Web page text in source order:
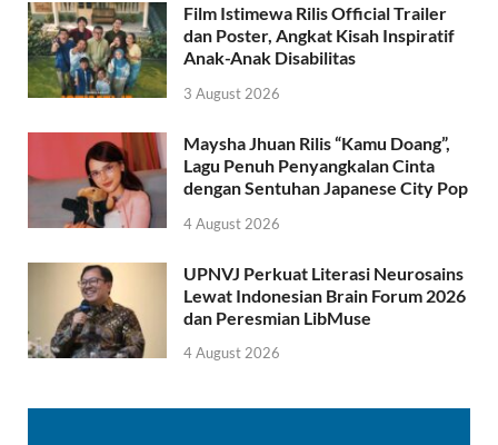
Film Istimewa Rilis Official Trailer
dan Poster, Angkat Kisah Inspiratif
Anak-Anak Disabilitas
3 August 2026
Maysha Jhuan Rilis “Kamu Doang”,
Lagu Penuh Penyangkalan Cinta
dengan Sentuhan Japanese City Pop
4 August 2026
UPNVJ Perkuat Literasi Neurosains
Lewat Indonesian Brain Forum 2026
dan Peresmian LibMuse
4 August 2026